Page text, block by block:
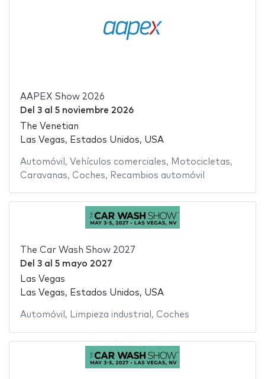
AAPEX Show 2026
Del 3al 5 noviembre 2026
The Venetian
Las Vegas, Estados Unidos, USA
Automóvil , Vehículos comerciales, Motocicletas,
Caravanas, Coches, Recambios automóvil
The Car Wash Show 2027
Del 3al 5 mayo 2027
Las Vegas
Las Vegas, Estados Unidos, USA
Automóvil , Limpieza industrial , Coches